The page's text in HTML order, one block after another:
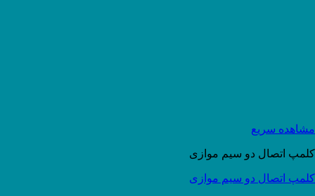
مشاهده سریع
کلمپ اتصال دو سیم موازی
کلمپ اتصال دو سیم موازی